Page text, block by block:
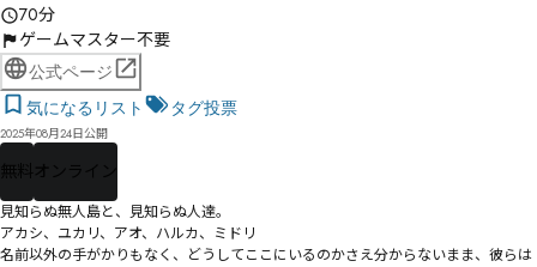
70分
ゲームマスター不要
公式ページ
気になるリスト
タグ投票
2025年08月24日公開
無料 オンライン
見知らぬ無人島と、見知らぬ人達。
アカシ、ユカリ、アオ、ハルカ、ミドリ――
名前以外の手がかりもなく、どうしてここにいるのかさえ分からないまま、彼らは